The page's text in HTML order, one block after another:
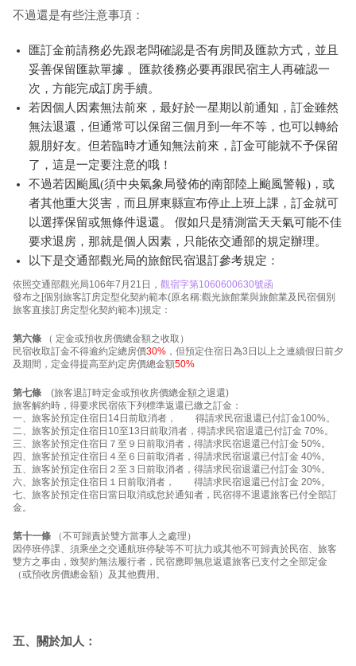
不過還是有些注意事項：
匯訂金前請務必先跟老闆確認是否有房間及匯款方式，並且
妥善保留匯款單據 。匯款後務必要再跟民宿主人再確認一
次，方能完成訂房手續。
若因個人因素無法前來，最好於一星期以前通知，訂金雖然
無法退還，但通常可以保留三個月到一年不等，也可以轉給
親朋好友。但若臨時才通知無法前來，訂金可能就不予保留
了，這是一定要注意的哦！
不過若因颱風(須中央氣象局發佈的南部陸上颱風警報)，或
者其他重大災害，而且屏東縣宣布停止上班上課，訂金就可
以選擇保留或無條件退還。 假如只是猜測當天天氣可能不佳
要求退房，那就是個人因素，只能依交通部的規定辦理。
以下是交通部觀光局的旅館民宿退訂參考規定：
依照交通部觀光局106年7月21日， 觀宿字第1060600630號函
發布之[個別旅客訂房定型化契約範本(原名稱:觀光旅館業與旅館業及民宿個別
旅客直接訂房定型化契約範本)]規定：
第六條 （ 定金或預收房價總金額之收取）
民宿收取訂金不得逾約定總房價30% ，但預定住宿日為3日以上之連續假日前夕
及期間，定金得提高至約定房價總金額50%
第七條 (旅客退訂時定金或預收房價總金額之退還)
旅客解約時，得要求民宿依下列標準返還已繳之訂金：
一、旅客於預定住宿日14日前取消者， 得請求民宿退還已付訂金100%。
二、旅客於預定住宿日10至13日前取消者，得請求民宿退還已付訂金 70%。
三、旅客於預定住宿日７至９日前取消者，得請求民宿退還已付訂金 50%。
四、旅客於預定住宿日４至６日前取消者，得請求民宿退還已付訂金 40%。
五、旅客於預定住宿日２至３日前取消者，得請求民宿退還已付訂金 30%。
六、旅客於預定住宿日１日前取消者， 得請求民宿退還已付訂金 20%。
七、旅客於預定住宿日當日取消或怠於通知者，民宿得不退還旅客已付全部訂
金。
第十一條 （不可歸責於雙方當事人之處理）
因停班停課、須乘坐之交通航班停駛等不可抗力或其他不可歸責於民宿、旅客
雙方之事由，致契約無法履行者，民宿應即無息返還旅客已支付之全部定金
（或預收房價總金額）及其他費用。
五、關於加人：